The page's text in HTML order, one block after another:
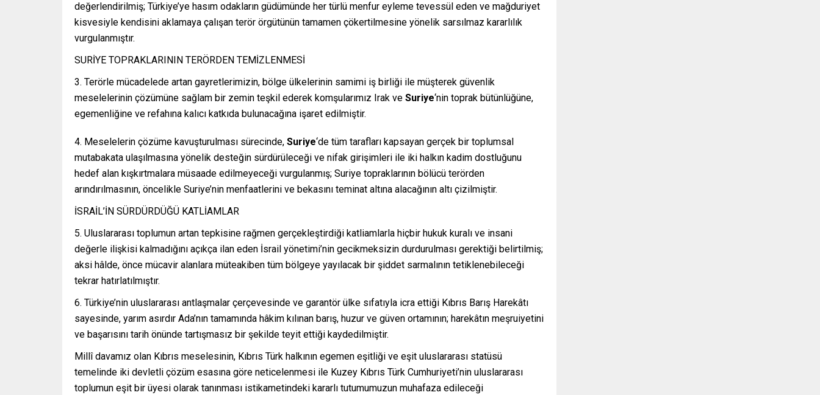
değerlendirilmiş; Türkiye’ye hasım odakların güdümünde her türlü menfur eyleme tevessül eden ve mağduriyet
kisvesiyle kendisini aklamaya çalışan terör örgütünün tamamen çökertilmesine yönelik sarsılmaz kararlılık
vurgulanmıştır.
SURİYE TOPRAKLARININ TERÖRDEN TEMİZLENMESİ
3. Terörle mücadelede artan gayretlerimizin, bölge ülkelerinin samimi iş birliği ile müşterek güvenlik
meselelerinin çözümüne sağlam bir zemin teşkil ederek komşularımız Irak ve Suriye‘nin toprak bütünlüğüne,
egemenliğine ve refahına kalıcı katkıda bulunacağına işaret edilmiştir.
4. Meselelerin çözüme kavuşturulması sürecinde, Suriye‘de tüm tarafları kapsayan gerçek bir toplumsal
mutabakata ulaşılmasına yönelik desteğin sürdürüleceği ve nifak girişimleri ile iki halkın kadim dostluğunu
hedef alan kışkırtmalara müsaade edilmeyeceği vurgulanmış; Suriye topraklarının bölücü terörden
arındırılmasının, öncelikle Suriye’nin menfaatlerini ve bekasını teminat altına alacağının altı çizilmiştir.
İSRAİL’İN SÜRDÜRDÜĞÜ KATLİAMLAR
5. Uluslararası toplumun artan tepkisine rağmen gerçekleştirdiği katliamlarla hiçbir hukuk kuralı ve insani
değerle ilişkisi kalmadığını açıkça ilan eden İsrail yönetimi’nin gecikmeksizin durdurulması gerektiği belirtilmiş;
aksi hâlde, önce mücavir alanlara müteakiben tüm bölgeye yayılacak bir şiddet sarmalının tetiklenebileceği
tekrar hatırlatılmıştır.
6. Türkiye’nin uluslararası antlaşmalar çerçevesinde ve garantör ülke sıfatıyla icra ettiği Kıbrıs Barış Harekâtı
sayesinde, yarım asırdır Ada’nın tamamında hâkim kılınan barış, huzur ve güven ortamının; harekâtın meşruiyetini
ve başarısını tarih önünde tartışmasız bir şekilde teyit ettiği kaydedilmiştir.
Millî davamız olan Kıbrıs meselesinin, Kıbrıs Türk halkının egemen eşitliği ve eşit uluslararası statüsü
temelinde iki devletli çözüm esasına göre neticelenmesi ile Kuzey Kıbrıs Türk Cumhuriyeti’nin uluslararası
toplumun eşit bir üyesi olarak tanınması istikametindeki kararlı tutumumuzun muhafaza edileceği